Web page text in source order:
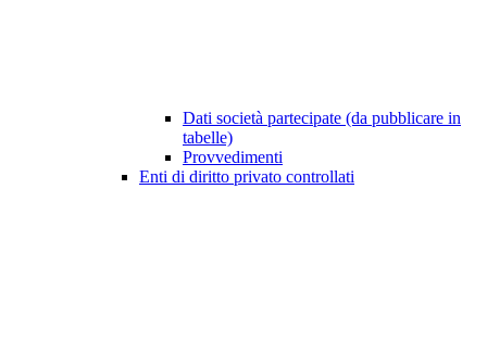
Dati società partecipate (da pubblicare in
tabelle)
Provvedimenti
Enti di diritto privato controllati